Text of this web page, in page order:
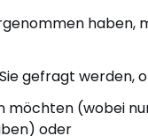
haben,
gefragt werden,
(wobei
oder